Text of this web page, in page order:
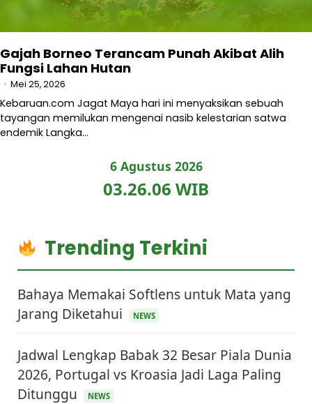
Gajah Borneo Terancam Punah Akibat Alih
Fungsi Lahan Hutan
Mei 25, 2026
Kebaruan.com Jagat Maya hari ini menyaksikan sebuah
tayangan memilukan mengenai nasib kelestarian satwa
endemik Langka…
6 Agustus 2026
03.26.07 WIB
Trending Terkini
Bahaya Memakai Softlens untuk Mata yang
Jarang Diketahui
NEWS
Jadwal Lengkap Babak 32 Besar Piala Dunia
2026, Portugal vs Kroasia Jadi Laga Paling
Ditunggu
NEWS